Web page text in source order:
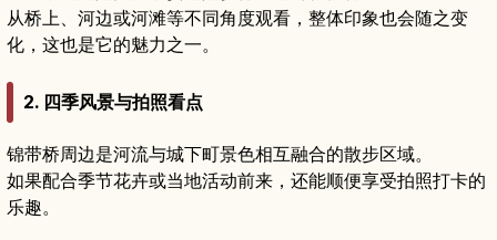
从桥上、河边或河滩等不同角度观看，整体印象也会随之变
化，这也是它的魅力之一。
2. 四季风景与拍照看点
锦带桥周边是河流与城下町景色相互融合的散步区域。
如果配合季节花卉或当地活动前来，还能顺便享受拍照打卡的
乐趣。